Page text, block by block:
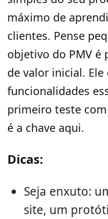
máximo de
clientes. Pense
objetivo do PMV é
de valor inicial. Ele
funcionalidades
primeiro teste
é a chave aqui.
Dicas:
Seja enxuto:
site, um